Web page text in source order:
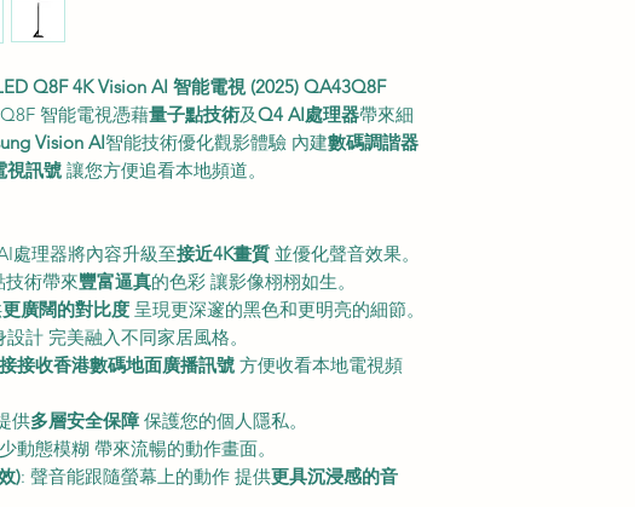
Q8F 4K Vision AI 智能電視 (2025) QA43Q8F
智能電視憑藉量子點技術及Q4 AI處理器帶來細
Vision AI智能技術優化觀影體驗 內建數碼調諧器
視訊號 讓您方便追看本地頻道。
處理器將內容升級至接近4K畫質 並優化聲音效果。
技術帶來豐富逼真的色彩 讓影像栩栩如生。
更廣闊的對比度 呈現更深邃的黑色和更明亮的細節。
計 完美融入不同家居風格。
接收香港數碼地面廣播訊號 方便收看本地電視頻
供多層安全保障保護您的個人隱私。
動態模糊 帶來流暢的動作畫面。
): 聲音能跟隨螢幕上的動作 提供更具沉浸感的音